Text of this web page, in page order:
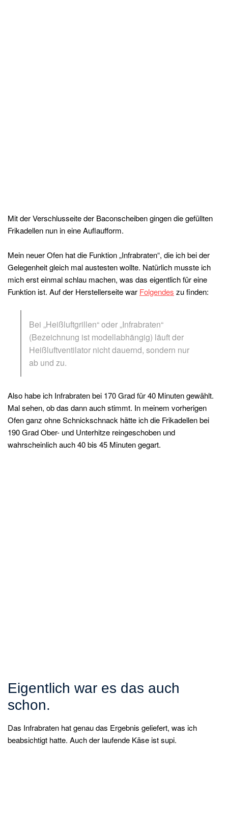
Mit der Verschlusseite der Baconscheiben gingen die gefüllten
Frikadellen nun in eine Auflaufform.
Mein neuer Ofen hat die Funktion „Infrabraten“, die ich bei der
Gelegenheit gleich mal austesten wollte. Natürlich musste ich
mich erst einmal schlau machen, was das eigentlich für eine
Funktion ist. Auf der Herstellerseite war Folgendes zu finden:
Bei „Heißluftgrillen“ oder „Infrabraten“
(Bezeichnung ist modellabhängig) läuft der
Heißluftventilator nicht dauernd, sondern nur
ab und zu.
Also habe ich Infrabraten bei 170 Grad für 40 Minuten gewählt.
Mal sehen, ob das dann auch stimmt. In meinem vorherigen
Ofen ganz ohne Schnickschnack hätte ich die Frikadellen bei
190 Grad Ober- und Unterhitze reingeschoben und
wahrscheinlich auch 40 bis 45 Minuten gegart.
Eigentlich war es das auch
schon.
Das Infrabraten hat genau das Ergebnis geliefert, was ich
beabsichtigt hatte. Auch der laufende Käse ist supi.